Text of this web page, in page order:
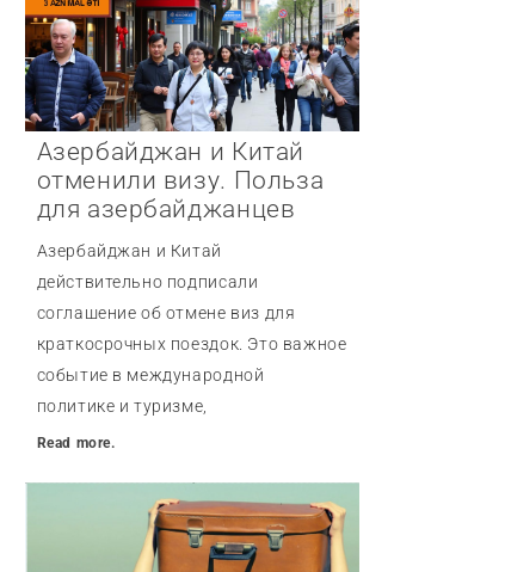
Азербайджан и Китай
отменили визу. Польза
для азербайджанцев
Азербайджан и Китай
действительно подписали
соглашение об отмене виз для
краткосрочных поездок. Это важное
событие в международной
политике и туризме,
Read more.